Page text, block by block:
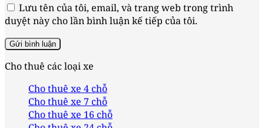
Lưu tên của tôi, email, và trang web trong trình
duyệt này cho lần bình luận kế tiếp của tôi.
Cho thuê các loại xe
Cho thuê xe 4 chỗ
Cho thuê xe 7 chỗ
Cho thuê xe 16 chỗ